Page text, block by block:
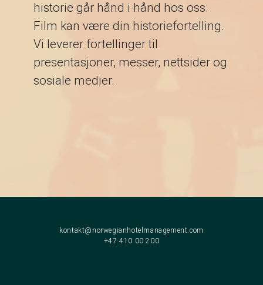
historie går hånd i hånd hos oss.
Film kan være din historiefortelling.
Vi leverer fortellinger til
presentasjoner, messer, nettsider og
sosiale medier.
kontakt@norwegianhotelmanagement.com
+47 410 00 200